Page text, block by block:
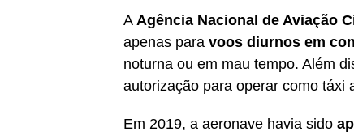
A Agência Nacional de Aviação
apenas para voos diurnos em
noturna ou em mau tempo. Além
autorização para operar como táxi
Em 2019, a aeronave havia sido